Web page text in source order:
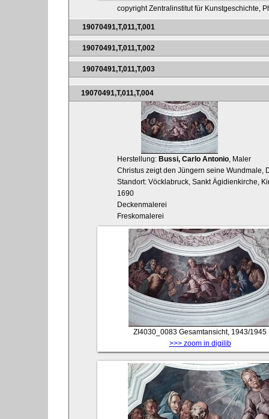
copyright Zentralinstitut für Kunstgeschichte,
19070491,T,011,T,001
19070491,T,011,T,002
19070491,T,011,T,003
19070491,T,011,T,004
Herstellung: Bussi, Carlo Antonio, Maler
Christus zeigt den Jüngern seine Wundmale,
Standort: Vöcklabruck, Sankt Ägidienkirche,
1690
Deckenmalerei
Freskomalerei
ZI4030_0083 Gesamtansicht, 1943/1945
>>> zoom in digilib